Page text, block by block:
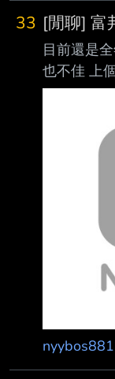
33 [閒聊] 富
目前還是
也不佳 上
一今年對
何邦版開